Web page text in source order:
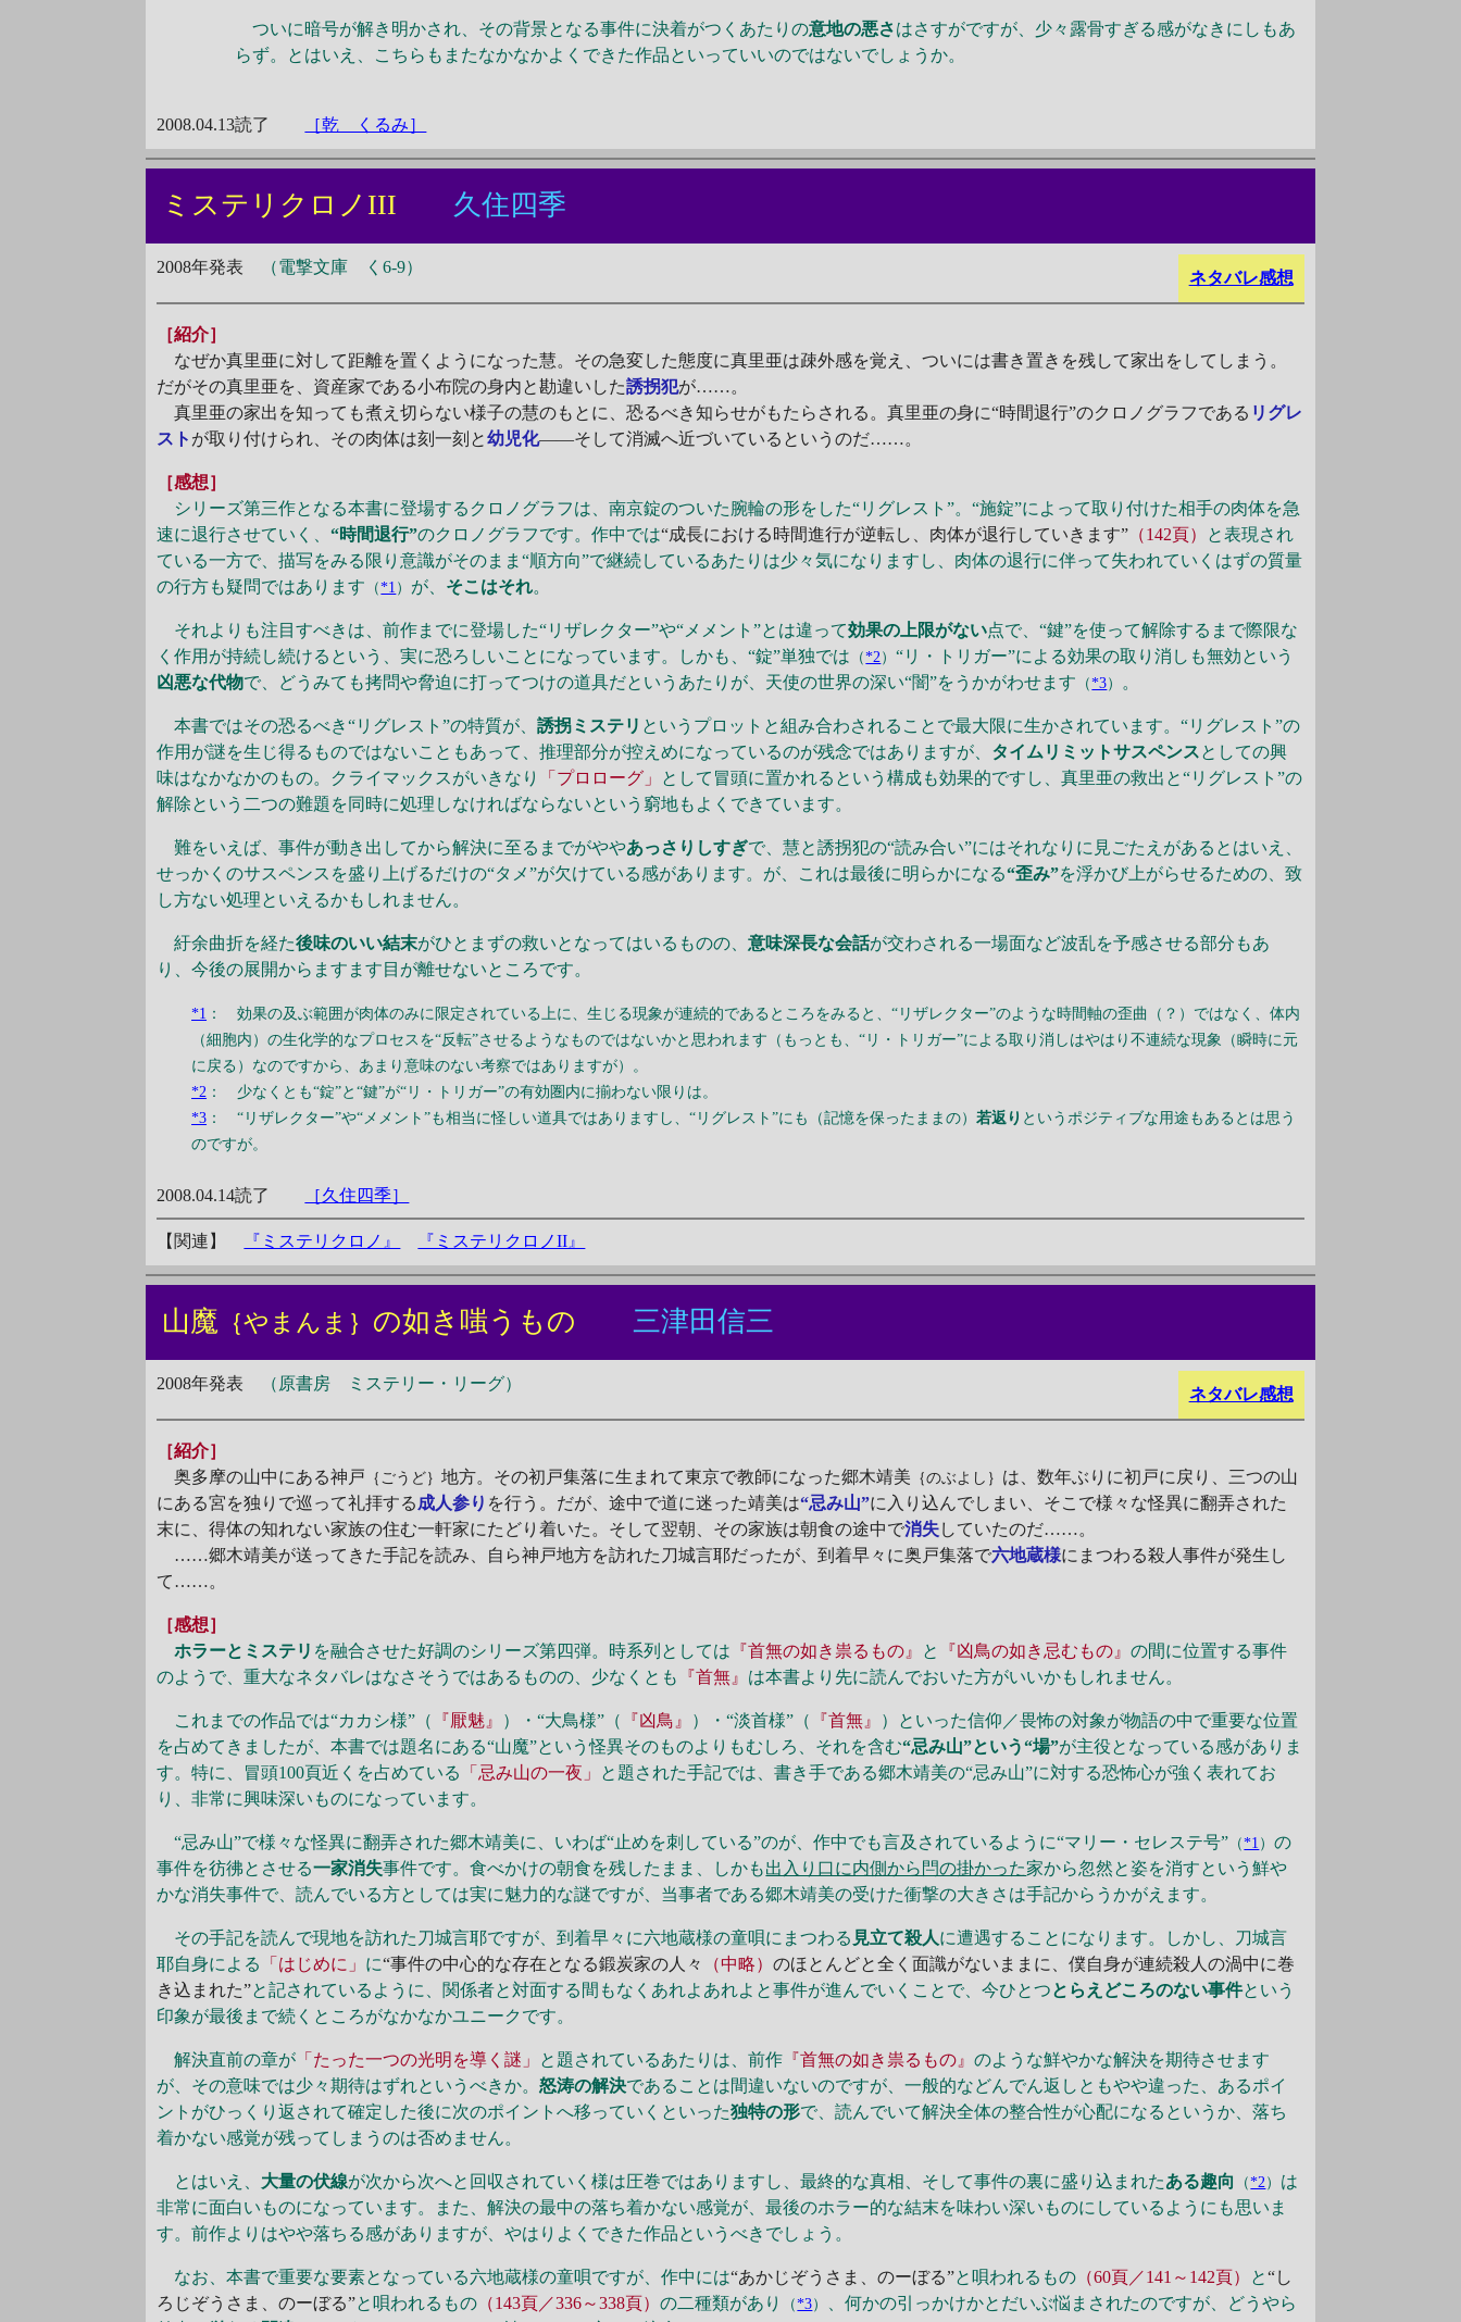
ついに暗号が解き明かされ、その背景となる事件に決着がつくあたりの意地の悪さはさすがですが、少々露骨すぎる感がなきにしもあ
らず。とはいえ、こちらもまたなかなかよくできた作品といっていいのではないでしょうか。
2008.04.13読了 ［乾 くるみ］
ミステリクロノIII 久住四季
ネタバレ感想
2008年発表 （電撃文庫 く6-9）
［紹介］
なぜか真里亜に対して距離を置くようになった慧。その急変した態度に真里亜は疎外感を覚え、ついには書き置きを残して家出をしてしまう。
だがその真里亜を、資産家である小布院の身内と勘違いした誘拐犯が……。
真里亜の家出を知っても煮え切らない様子の慧のもとに、恐るべき知らせがもたらされる。真里亜の身に“時間退行”のクロノグラフである リグレ
スト が取り付けられ、その肉体は刻一刻と幼児化――そして消滅へ近づいているというのだ……。
［感想］
シリーズ第三作となる本書に登場するクロノグラフは、南京錠のついた腕輪の形をした“リグレスト”。“施錠”によって取り付けた相手の肉体を急
速に退行させていく、“時間退行”のクロノグラフです。作中では“成長における時間進行が逆転し、肉体が退行していきます” （142頁） と表現され
ている一方で、描写をみる限り意識がそのまま“順方向”で継続しているあたりは少々気になりますし、肉体の退行に伴って失われていくはずの質量
の行方も疑問ではあります （*1 ） が、 そこはそれ。
それよりも注目すべきは、前作までに登場した“リザレクター”や“メメント”とは違って効果の上限がない点で、“鍵”を使って解除するまで際限な
く作用が持続し続けるという、実に恐ろしいことになっています。しかも、“錠”単独では （*2）“リ・トリガー”による効果の取り消しも無効という
凶悪な代物で、どうみても拷問や脅迫に打ってつけの道具だというあたりが、天使の世界の深い“闇”をうかがわせます （*3） 。
本書ではその恐るべき“リグレスト”の特質が、誘拐ミステリ というプロットと組み合わされることで最大限に生かされています。“リグレスト”の
作用が謎を生じ得るものではないこともあって、推理部分が控えめになっているのが残念ではありますが、 タイムリミットサスペンスとしての興
味はなかなかのもの。クライマックスがいきなり
「プロローグ」 として冒頭に置かれるという構成も効果的ですし、真里亜の救出と“リグレスト”の
解除という二つの難題を同時に処理しなければならないという窮地もよくできています。
難をいえば、事件が動き出してから解決に至るまでがややあっさりしすぎで、慧と誘拐犯の“読み合い”にはそれなりに見ごたえがあるとはいえ、
せっかくのサスペンスを盛り上げるだけの“タメ”が欠けている感があります。が、これは最後に明らかになる“歪み”を浮かび上がらせるための、致
し方ない処理といえるかもしれません。
紆余曲折を経た後味のいい結末がひとまずの救いとなってはいるものの、意味深長な会話が交わされる一場面など波乱を予感させる部分もあ
り、今後の展開からますます目が離せないところです。
*1 ： 効果の及ぶ範囲が肉体のみに限定されている上に、生じる現象が連続的であるところをみると、“リザレクター”のような時間軸の歪曲（？）ではなく、体内
（細胞内）の生化学的なプロセスを“反転”させるようなものではないかと思われます（もっとも、“リ・トリガー”による取り消しはやはり不連続な現象（瞬時に元
に戻る）なのですから、あまり意味のない考察ではありますが）。
*2 ： 少なくとも“錠”と“鍵”が“リ・トリガー”の有効圏内に揃わない限りは。
*3 ： “リザレクター”や“メメント”も相当に怪しい道具ではありますし、“リグレスト”にも（記憶を保ったままの）若返り というポジティブな用途もあるとは思う
のですが。
2008.04.14読了 ［久住四季］
【関連】 『ミステリクロノ』 『ミステリクロノII』
山魔 ｛やまんま｝ の如き嗤うもの 三津田信三
ネタバレ感想
2008年発表 （原書房 ミステリー・リーグ）
［紹介］
奥多摩の山中にある神戸 ｛ごうど｝地方。その初戸集落に生まれて東京で教師になった郷木靖美 ｛のぶよし｝ は、数年ぶりに初戸に戻り、三つの山
にある宮を独りで巡って礼拝する成人参り を行う。だが、途中で道に迷った靖美は“忌み山”に入り込んでしまい、そこで様々な怪異に翻弄された
末に、得体の知れない家族の住む一軒家にたどり着いた。そして翌朝、その家族は朝食の途中で消失していたのだ……。
……郷木靖美が送ってきた手記を読み、自ら神戸地方を訪れた刀城言耶だったが、到着早々に奥戸集落で六地蔵様にまつわる殺人事件が発生し
て……。
［感想］
ホラーとミステリ を融合させた好調のシリーズ第四弾。時系列としては 『首無の如き祟るもの』 と 『凶鳥の如き忌むもの』の間に位置する事件
のようで、重大なネタバレはなさそうではあるものの、少なくとも
『首無』 は本書より先に読んでおいた方がいいかもしれません。
これまでの作品では“カカシ様”（ 『厭魅』 ）・“大鳥様”（ 『凶鳥』 ）・“淡首様”（ 『首無』 ）といった信仰／畏怖の対象が物語の中で重要な位置
を占めてきましたが、本書では題名にある“山魔”という怪異そのものよりもむしろ、それを含む“忌み山”という“場”が主役となっている感がありま
す。特に、冒頭100頁近くを占めている
「忌み山の一夜」 と題された手記では、書き手である郷木靖美の“忌み山”に対する恐怖心が強く表れてお
り、非常に興味深いものになっています。
“忌み山”で様々な怪異に翻弄された郷木靖美に、いわば“止めを刺している”のが、作中でも言及されているように“マリー・セレステ号” （*1 ）の
事件を彷彿とさせる一家消失事件です。食べかけの朝食を残したまま、しかも出入り口に内側から閂の掛かった家から忽然と姿を消すという鮮や
かな消失事件で、読んでいる方としては実に魅力的な謎ですが、当事者である郷木靖美の受けた衝撃の大きさは手記からうかがえます。
その手記を読んで現地を訪れた刀城言耶ですが、到着早々に六地蔵様の童唄にまつわる 見立て殺人に遭遇することになります。しかし、刀城言
耶自身による
「はじめに」 に“事件の中心的な存在となる鍛炭家の人々 （中略）のほとんどと全く面識がないままに、僕自身が連続殺人の渦中に巻
き込まれた”と記されているように、関係者と対面する間もなくあれよあれよと事件が進んでいくことで、今ひとつとらえどころのない事件という
印象が最後まで続くところがなかなかユニークです。
解決直前の章が 「たった一つの光明を導く謎」 と題されているあたりは、前作 『首無の如き祟るもの』のような鮮やかな解決を期待させます
が、その意味では少々期待はずれというべきか。怒涛の解決であることは間違いないのですが、一般的などんでん返しともやや違った、あるポイ
ントがひっくり返されて確定した後に次のポイントへ移っていくといった独特の形で、読んでいて解決全体の整合性が心配になるというか、落ち
着かない感覚が残ってしまうのは否めません。
とはいえ、 大量の伏線が次から次へと回収されていく様は圧巻ではありますし、最終的な真相、そして事件の裏に盛り込まれたある趣向 （*2） は
非常に面白いものになっています。また、解決の最中の落ち着かない感覚が、最後のホラー的な結末を味わい深いものにしているようにも思いま
す。前作よりはやや落ちる感がありますが、やはりよくできた作品というべきでしょう。
なお、本書で重要な要素となっている六地蔵様の童唄ですが、作中には“あかじぞうさま、のーぼる”と唄われるもの （60頁／141～142頁） と“し
ろじぞうさま、のーぼる”と唄われるもの （143頁／336～338頁）の二種類があり （*3）
、何かの引っかけかとだいぶ悩まされたのですが、どうやら